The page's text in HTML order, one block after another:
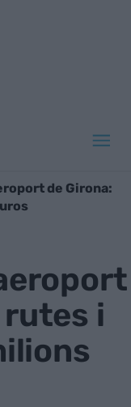
de Girona:
rutes i